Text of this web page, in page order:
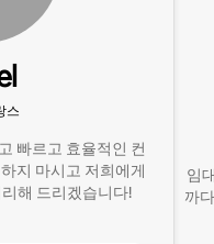
스
빠르고 효율적인 컨
지 마시고 저희에게
해 드리겠습니다!
임
까